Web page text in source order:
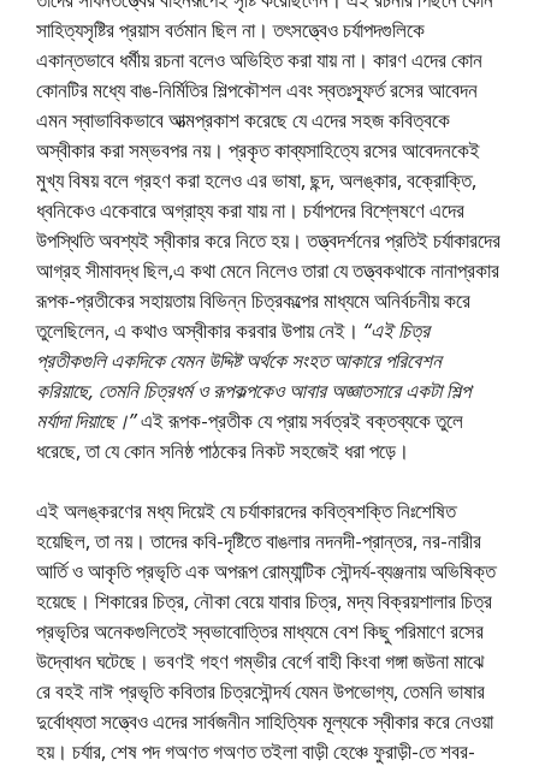
সাহিত্যসৃষ্টির প্রয়াস বর্তমান ছিল না। তৎসত্ত্বেও চর্যাপদগুলিকে
একান্তভাবে ধর্মীয় রচনা বলেও অভিহিত করা যায় না। কারণ এদের কোন
কোনটির মধ্যে বাঙ-নির্মিতির শিল্পকৌশল এবং স্বতঃস্ফূর্ত রসের আবেদন
এমন স্বাভাবিকভাবে আত্মপ্রকাশ করেছে যে এদের সহজ কবিত্বকে
অস্বীকার করা সম্ভবপর নয়। প্রকৃত কাব্যসাহিত্যে রসের আবেদনকেই
মুখ্য বিষয় বলে গ্রহণ করা হলেও এর ভাষা, ছন্দ, অলঙ্কার, বক্রোক্তি,
ধ্বনিকেও একেবারে অগ্রাহ্য করা যায় না। চর্যাপদের বিশ্লেষণে এদের
উপস্থিতি অবশ্যই স্বীকার করে নিতে হয়। তত্ত্বদর্শনের প্রতিই চর্যাকারদের
আগ্রহ সীমাবদ্ধ ছিল,এ কথা মেনে নিলেও তারা যে তত্ত্বকথাকে নানাপ্রকার
রূপক-প্রতীকের সহায়তায় বিভিন্ন চিত্রকল্পের মাধ্যমে অনির্বচনীয় করে
তুলেছিলেন, এ কথাও অস্বীকার করবার উপায় নেই। “এই চিত্র
প্রতীকগুলি একদিকে যেমন উদ্দিষ্ট অর্থকে সংহত আকারে পরিবেশন
করিয়াছে, তেমনি চিত্রধর্ম ও রূপকল্পকেও আবার অজ্ঞাতসারে একটা শিল্প
মর্যাদা দিয়াছে।”এই রূপক-প্রতীক যে প্রায় সর্বত্রই বক্তব্যকে তুলে
ধরেছে, তা যে কোন সনিষ্ঠ পাঠকের নিকট সহজেই ধরা পড়ে।
এই অলঙ্করণের মধ্য দিয়েই যে চর্যাকারদের কবিত্বশক্তি নিঃশেষিত
হয়েছিল, তা নয়। তাদের কবি-দৃষ্টিতে বাঙলার নদনদী-প্রান্তর, নর-নারীর
আর্তি ও আকৃতি প্রভৃতি এক অপরূপ রােম্যান্টিক সৌন্দর্য-ব্যঞ্জনায় অভিষিক্ত
হয়েছে। শিকারের চিত্র, নৌকা বেয়ে যাবার চিত্র, মদ্য বিক্রয়শালার চিত্র
প্রভৃতির অনেকগুলিতেই স্বভাবােত্তির মাধ্যমে বেশ কিছু পরিমাণে রসের
উদ্বোধন ঘটেছে। ভবণই গহণ গম্ভীর বের্গে বাহী কিংবা গঙ্গা জউনা মাঝে
রে বহই নাঈ প্রভৃতি কবিতার চিত্রসৌন্দর্য যেমন উপভােগ্য, তেমনি ভাষার
দুর্বোধ্যতা সত্ত্বেও এদের সার্বজনীন সাহিত্যিক মূল্যকে স্বীকার করে নেওয়া
হয়। চর্যার, শেষ পদ গঅণত গঅণত তইলা বাড়ী হেঞ্চে ফুরাড়ী-তে শবর-